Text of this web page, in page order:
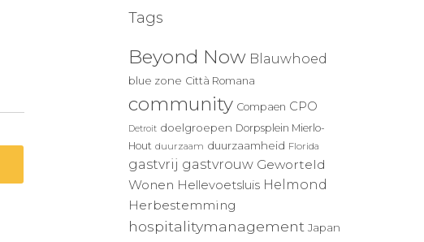
Tags
Beyond Now Blauwhoed
blue zone Città Romana
community Compaen CPO
Detroit doelgroepen Dorpsplein Mierlo-
Hout duurzaam duurzaamheid Florida
gastvrij gastvrouw Geworteld
Wonen Hellevoetsluis Helmond
Herbestemming
hospitalitymanagement Japan